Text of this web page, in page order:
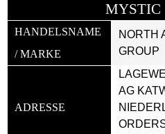
MYSTIC
HANDELSNAME
/ MARKE
NORTH
GROUP
ADRESSE
AG